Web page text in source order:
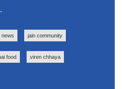
news jain community
food viren chhaya